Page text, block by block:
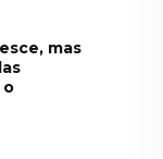
mas
o